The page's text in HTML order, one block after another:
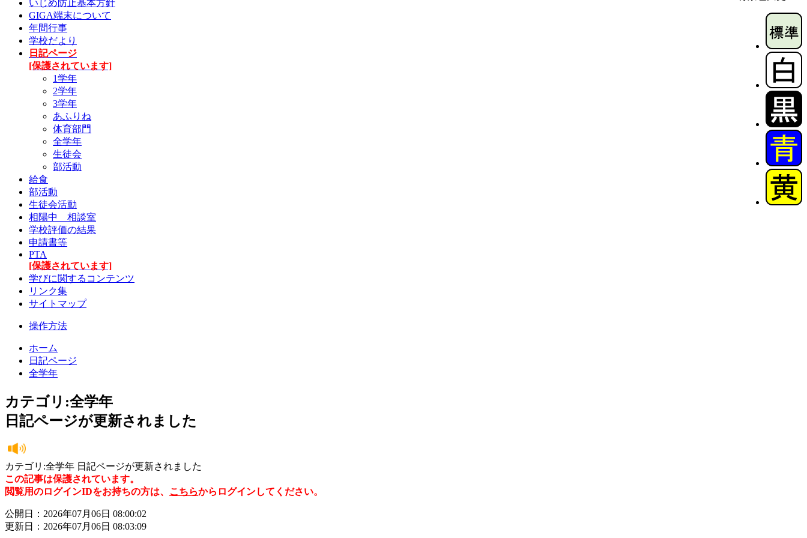
いじめ防止基本方針
GIGA端末について
年間行事
学校だより
日記ページ
[保護されています]
1学年
2学年
3学年
あふりね
体育部門
全学年
生徒会
部活動
給食
部活動
生徒会活動
相陽中 相談室
学校評価の結果
申請書等
PTA
[保護されています]
学びに関するコンテンツ
リンク集
サイトマップ
操作方法
ホーム
日記ページ
全学年
カテゴリ:全学年
日記ページが更新されました
カテゴリ:全学年 日記ページが更新されました
この記事は保護されています。
閲覧用のログインIDをお持ちの方は、 こちらからログインしてください。
公開日：2026年07月06日 08:00:02
更新日：2026年07月06日 08:03:09